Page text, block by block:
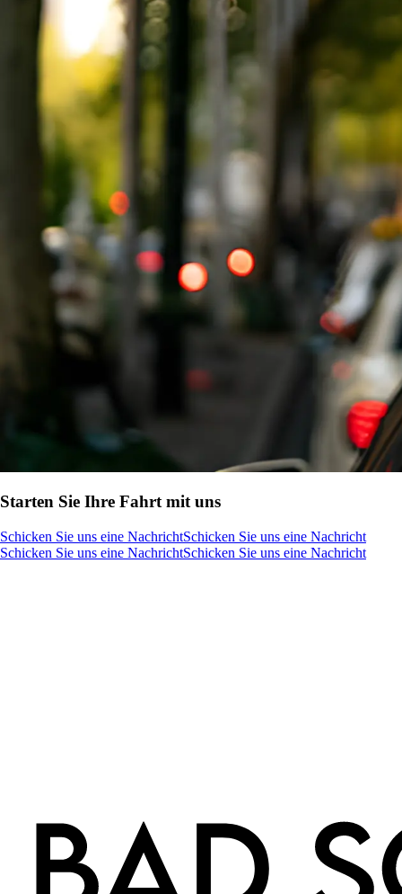
Starten Sie Ihre Fahrt mit uns
Schicken Sie uns eine NachrichtSchicken Sie uns eine Nachricht
Schicken Sie uns eine NachrichtSchicken Sie uns eine Nachricht